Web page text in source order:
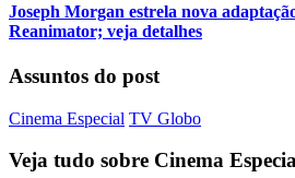
Joseph Morgan estrela nova
Reanimator; veja detalhes
Assuntos do post
Cinema Especial TV Globo
Veja tudo sobre Cinema